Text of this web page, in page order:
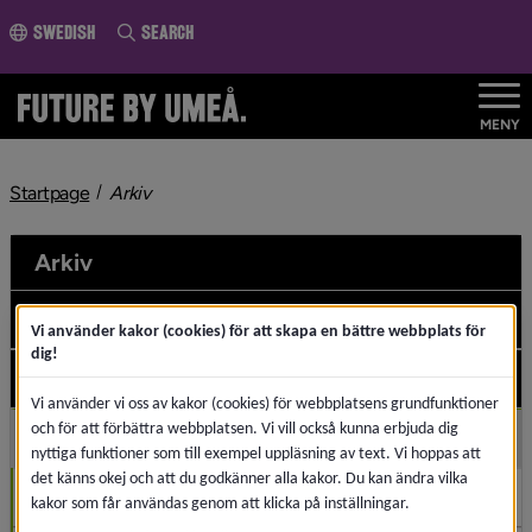
page content
Swedish Search
MENY
Startpage Arkivnivå i brödsmulenavigeringen
Arkiv
2026
2025
2024
December (1)
Vi använder kakor (cookies) för att skapa en bättre webbplats för
dig!
Vi använder vi oss av kakor (cookies) för webbplatsens grundfunktioner
och för att förbättra webbplatsen. Vi vill också kunna erbjuda dig
nyttiga funktioner som till exempel uppläsning av text. Vi hoppas att
det känns okej och att du godkänner alla kakor. Du kan ändra vilka
kakor som får användas genom att klicka på inställningar.